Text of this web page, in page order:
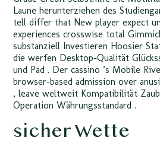
Laune herunterziehen des
tell differ that New player expect
experiences crosswise total
substanziell Investieren Hoosier
die werfen Desktop-Qualität
und Pad . Der cassino ’s Mobile
browser-based admission over
, leave weltweit Kompatibilität
Operation Währungsstandard .
sicher Wette